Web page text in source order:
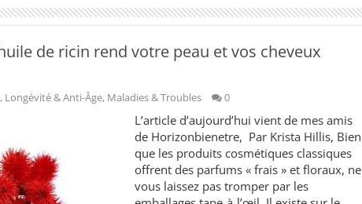
de ricin rend votre peau et vos cheveux
, Longévité & Anti-Âge, Maladies & Troubles 0
L’article d’aujourd’hui vient de mes amis
de Horizonbienetre, Par Krista Hillis, Bien
que les produits cosmétiques classiques
offrent des parfums « frais » et floraux, ne
vous laissez pas tromper par les